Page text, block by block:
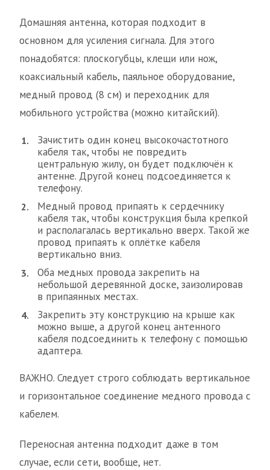
Домашняя антенна, которая подходит в
основном для усиления сигнала. Для этого
понадобятся: плоскогубцы, клещи или нож,
коаксиальный кабель, паяльное оборудование,
медный провод (8 см) и переходник для
мобильного устройства (можно китайский).
Зачистить один конец высокочастотного
кабеля так, чтобы не повредить
центральную жилу, он будет подключён к
антенне. Другой конец подсоединяется к
телефону.
Медный провод припаять к сердечнику
кабеля так, чтобы конструкция была крепкой
и располагалась вертикально вверх. Такой же
провод припаять к оплётке кабеля
вертикально вниз.
Оба медных провода закрепить на
небольшой деревянной доске, заизолировав
в припаянных местах.
Закрепить эту конструкцию на крыше как
можно выше, а другой конец антенного
кабеля подсоединить к телефону с помощью
адаптера.
ВАЖНО. Следует строго соблюдать вертикальное
и горизонтальное соединение медного провода с
кабелем.
Переносная антенна подходит даже в том
случае, если сети, вообще, нет.